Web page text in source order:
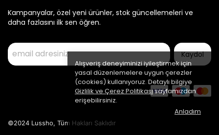
Alışveriş deneyiminizi iyileştirmek için
yasal düzenlemelere uygun çerezler
(cookies) kullanıyoruz. Detaylı bilgiye
Gizlilik ve Çerez Politikasısayfamızdan
erişebilirsiniz.
Anladım
Kampanyalar, özel yeni ürünler, stok güncellemeleri ve
daha fazlasını ilk sen öğren.
Kaydol
©2024 Lussho, Tüm Hakları Saklıdır